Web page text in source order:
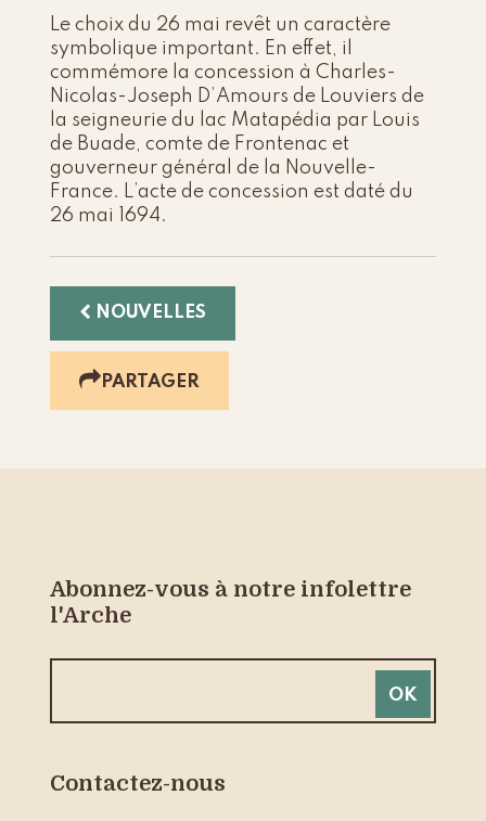
Le choix du 26 mai revêt un caractère
symbolique important. En effet, il
commémore la concession à Charles-
Nicolas-Joseph D’Amours de Louviers de
la seigneurie du lac Matapédia par Louis
de Buade, comte de Frontenac et
gouverneur général de la Nouvelle-
France. L’acte de concession est daté du
26 mai 1694.
NOUVELLES
PARTAGER
Abonnez-vous à notre infolettre
l'Arche
Contactez-nous